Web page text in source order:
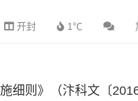
开封 1℃
细则》（汴科文〔